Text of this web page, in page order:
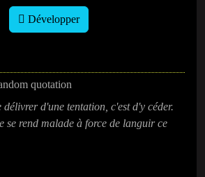
Développer
délivrer d'une tentation, c'est d'y céder.
se rend malade à force de languir ce